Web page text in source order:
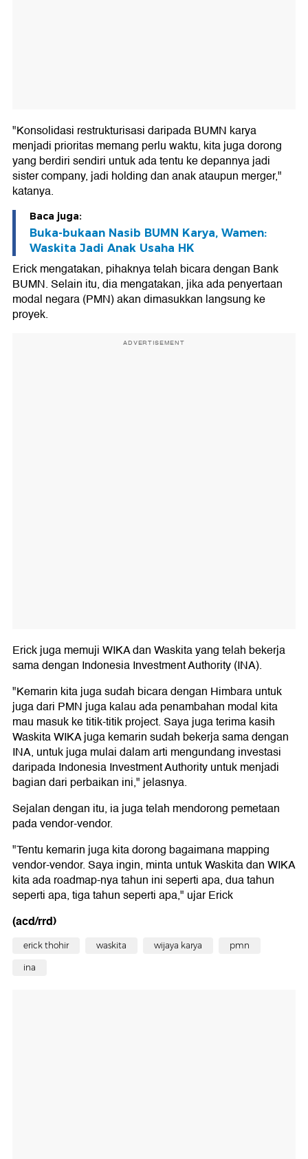
"Konsolidasi restrukturisasi daripada BUMN karya
menjadi prioritas memang perlu waktu, kita juga dorong
yang berdiri sendiri untuk ada tentu ke depannya jadi
sister company, jadi holding dan anak ataupun merger,"
katanya.
Baca juga:
Buka-bukaan Nasib BUMN Karya, Wamen:
Waskita Jadi Anak Usaha HK
Erick mengatakan, pihaknya telah bicara dengan Bank
BUMN. Selain itu, dia mengatakan, jika ada penyertaan
modal negara (PMN) akan dimasukkan langsung ke
proyek.
ADVERTISEMENT
Erick juga memuji WIKA dan Waskita yang telah bekerja
sama dengan Indonesia Investment Authority (INA).
"Kemarin kita juga sudah bicara dengan Himbara untuk
juga dari PMN juga kalau ada penambahan modal kita
mau masuk ke titik-titik project. Saya juga terima kasih
Waskita WIKA juga kemarin sudah bekerja sama dengan
INA, untuk juga mulai dalam arti mengundang investasi
daripada Indonesia Investment Authority untuk menjadi
bagian dari perbaikan ini," jelasnya.
Sejalan dengan itu, ia juga telah mendorong pemetaan
pada vendor-vendor.
"Tentu kemarin juga kita dorong bagaimana mapping
vendor-vendor. Saya ingin, minta untuk Waskita dan WIKA
kita ada roadmap-nya tahun ini seperti apa, dua tahun
seperti apa, tiga tahun seperti apa," ujar Erick
(acd/rrd)
erick thohir waskita wijaya karya pmn
ina